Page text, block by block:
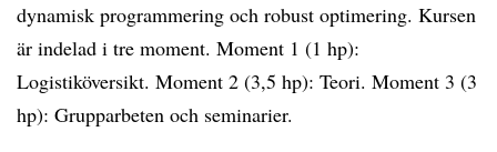
dynamisk programmering och robust optimering. Kursen
är indelad i tre moment. Moment 1 (1 hp):
Logistiköversikt. Moment 2 (3,5 hp): Teori. Moment 3 (3
hp): Grupparbeten och seminarier.